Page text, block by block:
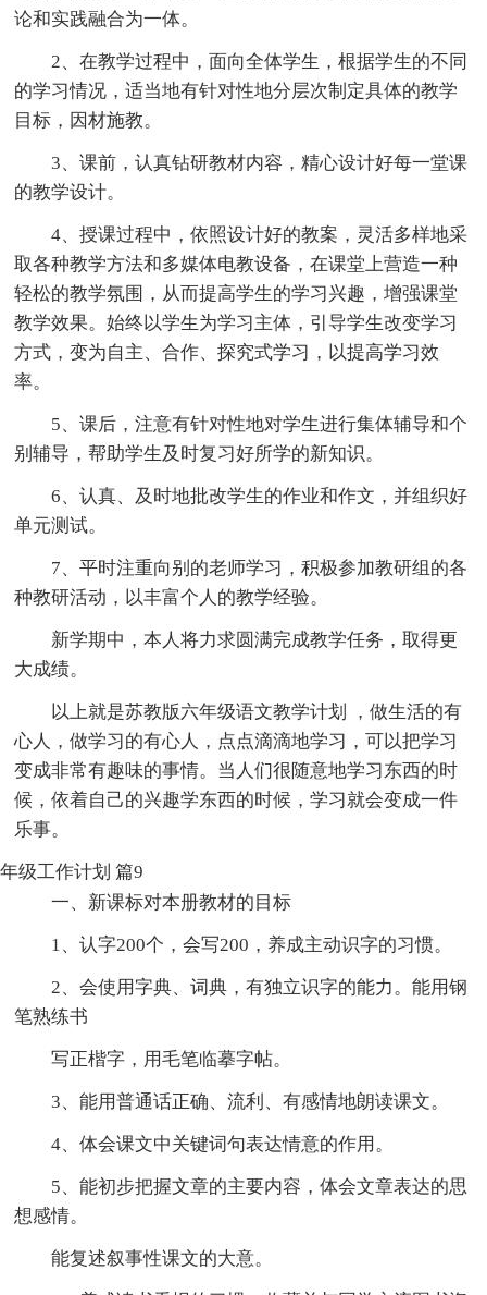
论和实践融合为一体。
2、在教学过程中，面向全体学生，根据学生的不同
的学习情况，适当地有针对性地分层次制定具体的教学
目标，因材施教。
3、课前，认真钻研教材内容，精心设计好每一堂课
的教学设计。
4、授课过程中，依照设计好的教案，灵活多样地采
取各种教学方法和多媒体电教设备，在课堂上营造一种
轻松的教学氛围，从而提高学生的学习兴趣，增强课堂
教学效果。始终以学生为学习主体，引导学生改变学习
方式，变为自主、合作、探究式学习，以提高学习效
率。
5、课后，注意有针对性地对学生进行集体辅导和个
别辅导，帮助学生及时复习好所学的新知识。
6、认真、及时地批改学生的作业和作文，并组织好
单元测试。
7、平时注重向别的老师学习，积极参加教研组的各
种教研活动，以丰富个人的教学经验。
新学期中，本人将力求圆满完成教学任务，取得更
大成绩。
以上就是苏教版六年级语文教学计划 ，做生活的有
心人，做学习的有心人，点点滴滴地学习，可以把学习
变成非常有趣味的事情。当人们很随意地学习东西的时
候，依着自己的兴趣学东西的时候，学习就会变成一件
乐事。
年级工作计划 篇9
一、新课标对本册教材的目标
1、认字200个，会写200，养成主动识字的习惯。
2、会使用字典、词典，有独立识字的能力。能用钢
笔熟练书
写正楷字，用毛笔临摹字帖。
3、能用普通话正确、流利、有感情地朗读课文。
4、体会课文中关键词句表达情意的作用。
5、能初步把握文章的主要内容，体会文章表达的思
想感情。
能复述叙事性课文的大意。